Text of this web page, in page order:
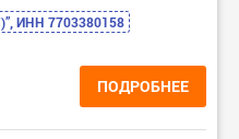
ИНН 7703380158
ПОДРОБНЕЕ